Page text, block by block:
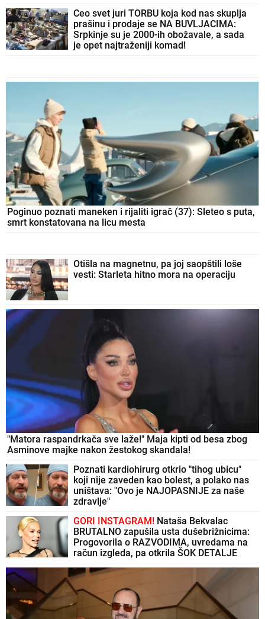
Ceo svet juri TORBU koja kod nas skuplja
prašinu i prodaje se NA BUVLJACIMA:
Srpkinje su je 2000-ih obožavale, a sada
je opet najtraženiji komad!
Poginuo poznati maneken i rijaliti igrač (37): Sleteo s puta,
smrt konstatovana na licu mesta
Otišla na magnetnu, pa joj saopštili loše
vesti: Starleta hitno mora na operaciju
"Matora raspandrkača sve laže!" Maja kipti od besa zbog
Asminove majke nakon žestokog skandala!
Poznati kardiohirurg otkrio "tihog ubicu"
koji nije zaveden kao bolest, a polako nas
uništava: "Ovo je NAJOPASNIJE za naše
zdravlje"
GORI INSTAGRAM! Nataša Bekvalac
BRUTALNO zapušila usta dušebrižnicima:
Progovorila o RAZVODIMA, uvredama na
račun izgleda, pa otkrila ŠOK DETALJE